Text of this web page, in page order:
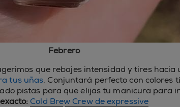
Febrero
que rebajes intensidad y tires hacia
tus uñas. Conjuntará perfecto con colores
pistas para que elijas tu manicura para
Cold Brew Crew de expressive